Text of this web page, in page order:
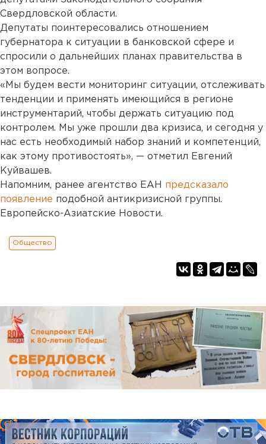
Свердловской области.
Депутаты поинтересовались отношением
губернатора к ситуации в банковской сфере и
спросили о дальнейших планах правительства в
этом вопросе.
«Мы будем вести мониторинг ситуации, отслеживать
тенденции и применять имеющийся в регионе
инструментарий, чтобы держать ситуацию под
контролем. Мы уже прошли два кризиса, и сегодня у
нас есть необходимый набор знаний и компетенций,
как этому противостоять», — отметил Евгений
Куйвашев.
Напомним, ранее агентство ЕАН предсказало
появление подобной антикризисной группы.
Европейско-Азиатские Новости.
Общество